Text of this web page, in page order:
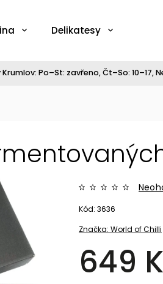
Delikatesy
Po–St: zavřeno, Čt–So: 10–17,
Značka: World of Chilli
649
Kód: 3636